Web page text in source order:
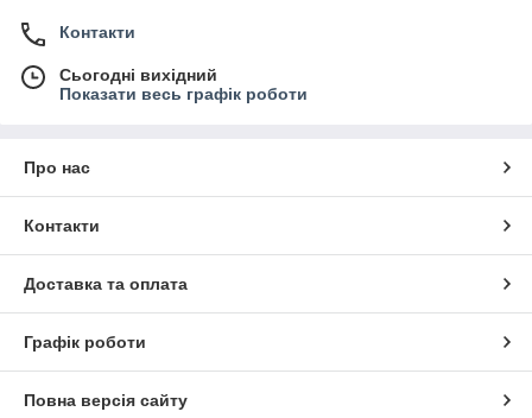
Контакти
Сьогодні вихідний
Показати весь графік роботи
Про нас
Контакти
Доставка та оплата
Графік роботи
Повна версія сайту